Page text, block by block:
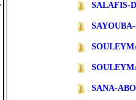
SALAFIS-
SANA-